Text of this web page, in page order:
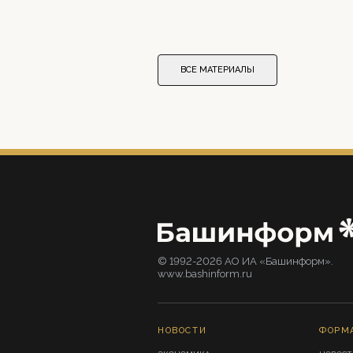
ВСЕ МАТЕРИАЛЫ
© 1992-2026 АО ИА «Башинформ».
www.bashinform.ru
НОВОСТИ